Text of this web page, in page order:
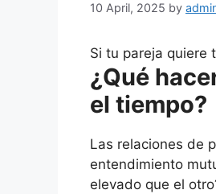
10 April, 2025 by
Si tu pareja quiere
¿Qué
el tiempo?
Las relaciones de
entendimiento
elevado que el